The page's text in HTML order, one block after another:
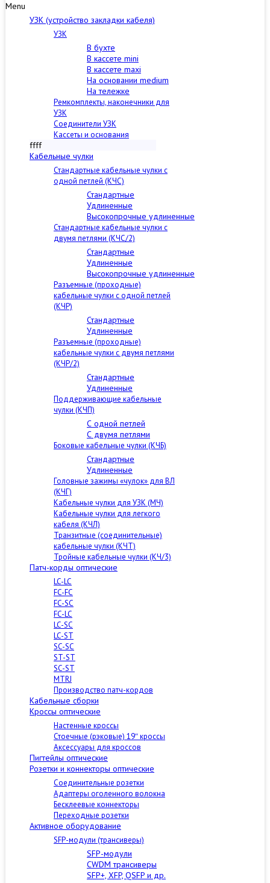
Menu
УЗК (устройство закладки кабеля)
УЗК
В бухте
В кассете mini
В кассете maxi
На основании medium
На тележке
Ремкомплекты, наконечники для
УЗК
Соединители УЗК
Кассеты и основания
ffff
Кабельные чулки
Стандартные кабельные чулки c
одной петлей (КЧС)
Стандартные
Удлиненные
Высокопрочные удлиненные
Стандартные кабельные чулки с
двумя петлями (КЧС/2)
Стандартные
Удлиненные
Высокопрочные удлиненные
Разъемные (проходные)
кабельные чулки с одной петлей
(КЧР)
Стандартные
Удлиненные
Разъемные (проходные)
кабельные чулки с двумя петлями
(КЧР/2)
Стандартные
Удлиненные
Поддерживающие кабельные
чулки (КЧП)
С одной петлей
С двумя петлями
Боковые кабельные чулки (КЧБ)
Стандартные
Удлиненные
Головные зажимы «чулок» для ВЛ
(КЧГ)
Кабельные чулки для УЗК (МЧ)
Кабельные чулки для легкого
кабеля (КЧЛ)
Транзитные (соединительные)
кабельные чулки (КЧТ)
Тройные кабельные чулки (КЧ/3)
Патч-корды оптические
LC-LC
FC-FC
FC-SC
FC-LC
LC-SC
LC-ST
SC-SC
ST-ST
SC-ST
MTRJ
Производство патч-кордов
Кабельные сборки
Кроссы оптические
Настенные кроссы
Стоечные (рэковые) 19″ кроссы
Аксессуары для кроссов
Пигтейлы оптические
Розетки и коннекторы оптические
Соединительные розетки
Адаптеры оголенного волокна
Бесклеевые коннекторы
Переходные розетки
Активное оборудование
SFP-модули (трансиверы)
SFP-модули
CWDM трансиверы
SFP+, XFP, QSFP и др.